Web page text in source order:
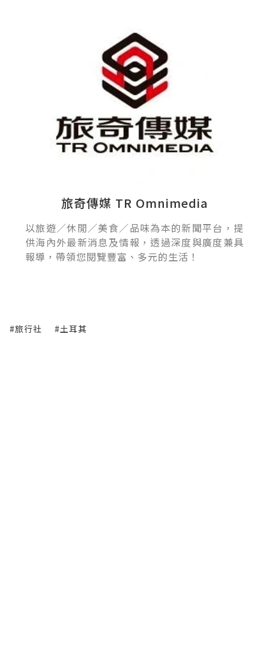
旅奇傳媒 TR Omnimedia
以旅遊／休閒／美食／品味為本的新聞平台，提
供海內外最新消息及情報，透過深度與廣度兼具
報導，帶領您閱覽豐富、多元的生活！
#旅行社 #土耳其